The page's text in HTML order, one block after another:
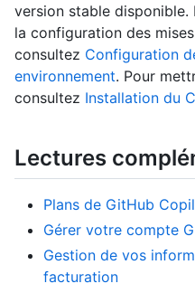
version stable disponible.
la configuration des
consultez Configuration
environnement. Pour
consultez Installation du
Lectures
Plans de GitHub
Gérer votre compte
Gestion de vos
facturation